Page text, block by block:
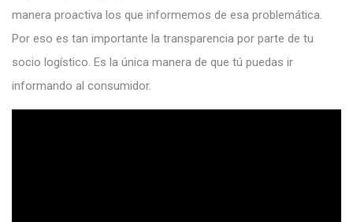
manera proactiva los que informemos de esa problemática.
Por eso es tan importante la transparencia por parte de tu
socio logístico. Es la única manera de que tú puedas ir
informando al consumidor.